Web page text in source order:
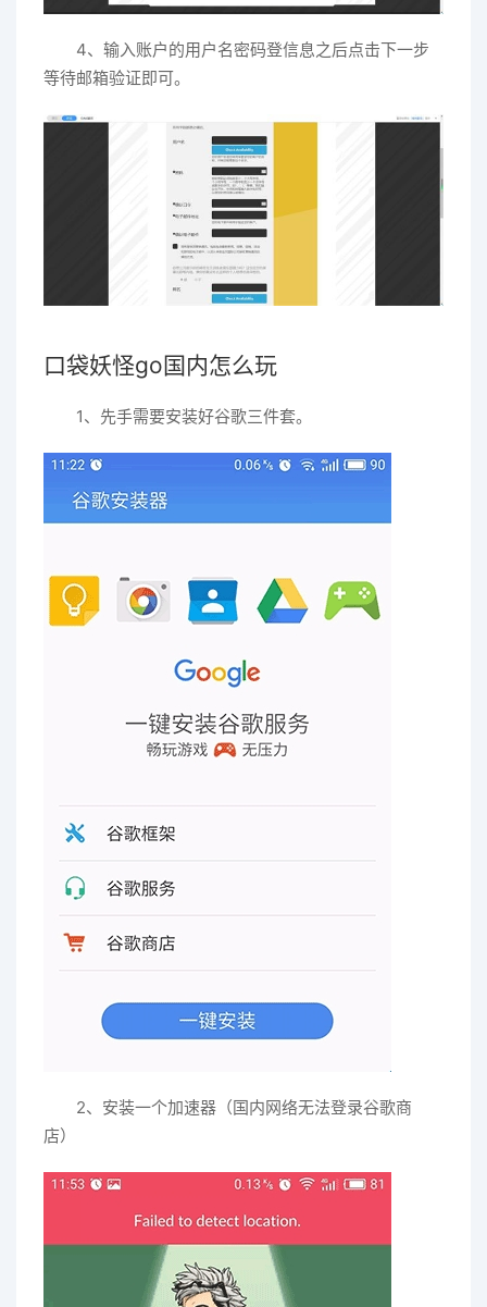
4、输入账户的用户名密码登信息之后点击下一步
等待邮箱验证即可。
口袋妖怪go国内怎么玩
1、先手需要安装好谷歌三件套。
2、安装一个加速器（国内网络无法登录谷歌商
店）